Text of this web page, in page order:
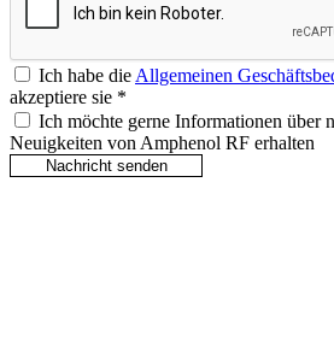
Ich habe die Allgemeinen
akzeptiere sie *
Ich möchte gerne Informationen über
Neuigkeiten von Amphenol RF erhalten